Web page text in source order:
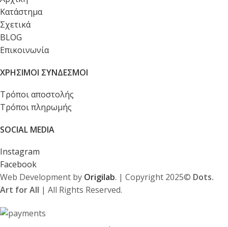
Κατάστημα
Σχετικά
BLOG
Επικοινωνία
ΧΡΗΣΙΜΟΙ ΣΥΝΔΕΣΜΟΙ
Τρόποι αποστολής
Τρόποι πληρωμής
SOCIAL MEDIA
Instagram
Facebook
Web Development by Origilab. | Copyright 2025© Dots.
Art for All | All Rights Reserved.